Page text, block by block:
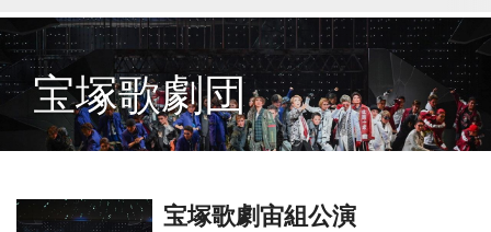
宝塚歌劇団
宝塚歌劇宙組公演